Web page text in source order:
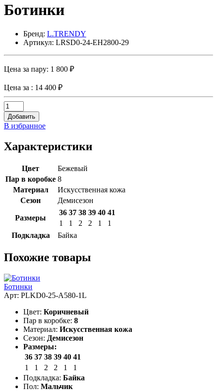
Ботинки
Бренд: L.TRENDY
Артикул: LRSD0-24-EH2800-29
Цена за пару: 1 800 ₽
Цена за : 14 400 ₽
Добавить
В избранное
Характеристики
Цвет
Бежевый
Пар в коробке 8
Материал
Искусственная кожа
Сезон
Демисезон
Размеры
36 37 38 39 40 41
1
1 2 2 1
1
Подкладка
Байка
Похожие товары
Ботинки
Арт: PLKD0-25-A580-1L
Цвет: Коричневый
Пар в коробке: 8
Материал: Искусственная кожа
Сезон: Демисезон
Размеры:
36 37 38 39 40 41
1
1 2 2 1
1
Подкладка: Байка
Пол: Мальчик